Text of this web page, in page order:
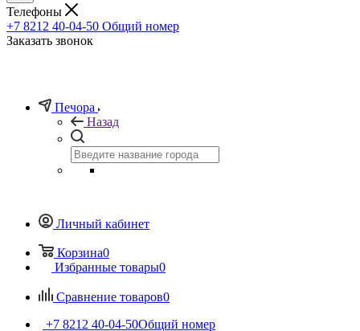
Телефоны
+7 8212 40-04-50 Общий номер
Заказать звонок
Печора
Назад
Личный кабинет
Корзина0
Избранные товары0
Сравнение товаров0
+7 8212 40-04-50Общий номер